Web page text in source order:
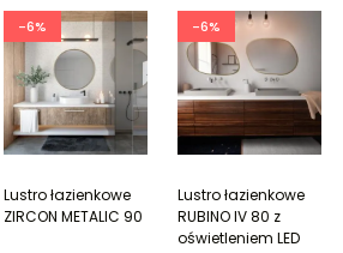
-6%
Lustro łazienkowe
ZIRCON METALIC 90
-6%
Lustro łazienkowe
RUBINO IV 80 z
oświetleniem LED